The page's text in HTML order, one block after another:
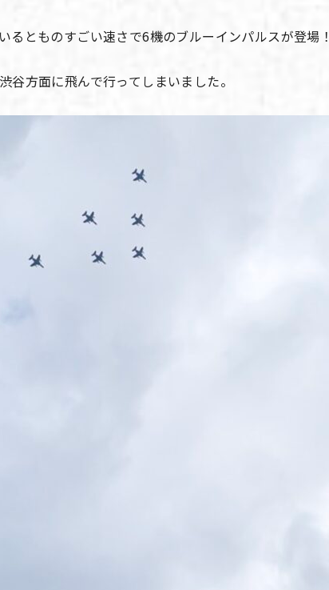
るとものすごい速さで6機のブルーインパルスが登場！
谷方面に飛んで行ってしまいました。